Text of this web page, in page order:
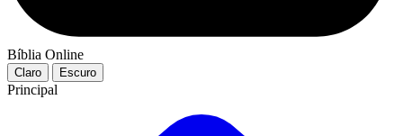
Bíblia Online
Claro Escuro
Principal